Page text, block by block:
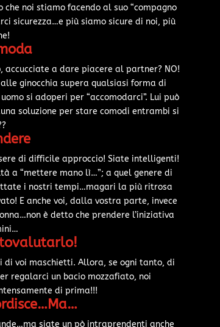
noi stiamo facendo al suo “compagno
sicurezza…e più siamo sicure di noi, più
accucciate a dare piacere al partner? NO!
ginocchia supera qualsiasi forma di
si adoperi per “accomodarci”. Lui può
soluzione per stare comodi entrambi si
di difficile approccio! Siate intelligenti!
a “mettere mano lì…”; a quel genere di
i nostri tempi…magari la più ritrosa
E anche voi, dalla vostra parte, invece
è detto che prendere l’iniziativa
di voi maschietti. Allora, se ogni tanto, di
regalarci un bacio mozzafiato, noi
di prima!!!
siate un pò intraprendenti anche